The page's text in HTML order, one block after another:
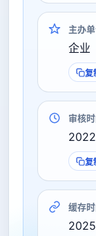
主办
企业
复
审核
复
缓存